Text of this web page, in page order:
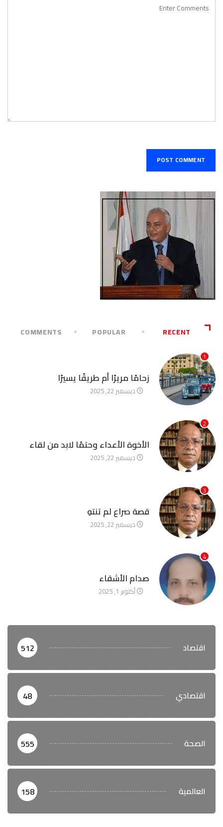
RECENT
POPULAR
COMMENTS
1
زحامًا مريرًا أم طريقًا يسيرًا
ديسمبر 22, 2025
2
الأخوة الأعداء وحتمًا لابد من لقاء
ديسمبر 22, 2025
3
قصة صراع لم تنتهِ
ديسمبر 22, 2025
4
صدام الأشقاء
أكتوبر 1, 2025
اقتصاد 512
اقتصادي 48
الصحة 555
العالمية 158